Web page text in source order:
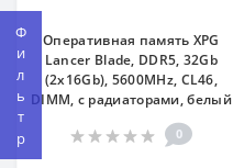
Фильтр
Оперативная память XPG
Lancer Blade, DDR5, 32Gb
(2x16Gb), 5600MHz, CL46,
DIMM, с радиаторами, белый
0